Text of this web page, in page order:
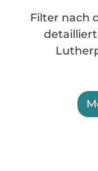
Filter nach